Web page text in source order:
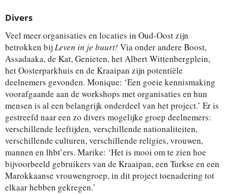
Divers
Veel meer organisaties en locaties in Oud-Oost zijn
betrokken bijLeven in je buurt! Via onder andere Boost,
Assadaaka, de Kat, Genieten, het Albert Wittenbergplein,
het Oosterparkhuis en de Kraaipan zijn potentiële
deelnemers gevonden. Monique: ‘Een goeie kennismaking
voorafgaande aan de workshops met organisaties en hun
mensen is al een belangrijk onderdeel van het project.’ Er is
gestreefd naar een zo divers mogelijke groep deelnemers:
verschillende leeftijden, verschillende nationaliteiten,
verschillende culturen, verschillende religies, vrouwen,
mannen en lhbt’ers. Marike: ‘Het is mooi om te zien hoe
bijvoorbeeld gebruikers van de Kraaipan, een Turkse en een
Marokkaanse vrouwengroep, in dit project toenadering tot
elkaar hebben gekregen.’